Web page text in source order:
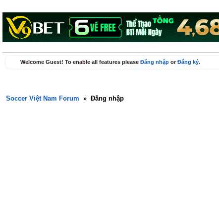
Welcome Guest! To enable all features please Đăng nhập orĐăng ký.
Soccer Việt Nam Forum » Đăng nhập